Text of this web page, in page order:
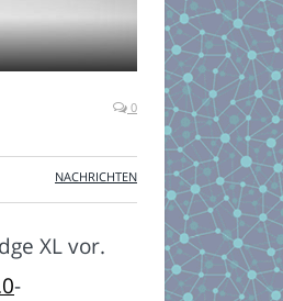
0
NACHRICHTEN
XL vor.
-